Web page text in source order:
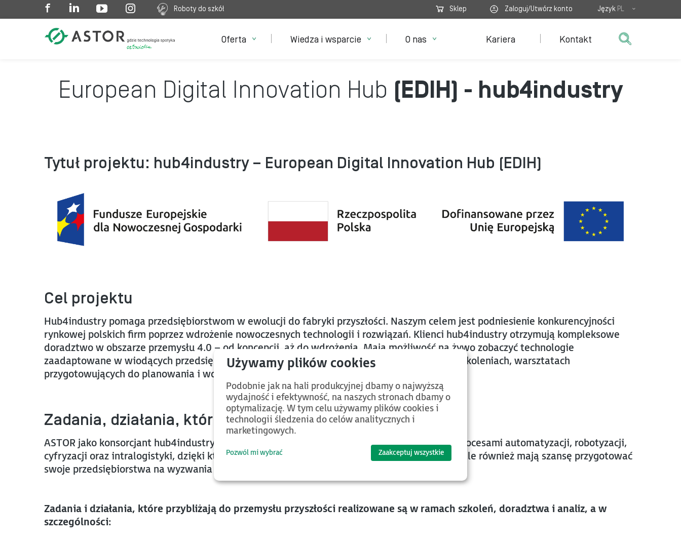
Roboty do szkół Sklep Zaloguj/Utwórz konto Język PL
Oferta Wiedza i wsparcie O nas Kariera Kontakt
European Digital Innovation Hub (EDIH) - hub4industry
Tytuł projektu: hub4industry – European Digital Innovation Hub (EDIH)
Cel projektu
Hub4industry pomaga przedsiębiorstwom w ewolucji do fabryki przyszłości. Naszym celem jest podniesienie konkurencyjności
rynkowej polskich firm poprzez wdrożenie nowoczesnych technologii i rozwiązań. Klienci hub4industry otrzymują kompleksowe
doradztwo w obszarze przemysłu 4.0 – od koncepcji, aż do wdrożenia. Mają możliwość na żywo zobaczyć technologie
zaadaptowane w wiodących przedsiębiorstwach krajowych i zagranicznych, wziąć udział w szkoleniach, warsztatach
przygotowujących do planowania i wdrożenia zrównoważonych zmian.
Zadania, działania, które będą realizowane w projekcie
ASTOR jako konsorcjant hub4industry, prezentuje przedsiębiorcom zagadnienia związane z procesami automatyzacji, robotyzacji,
cyfryzacji oraz intralogistyki, dzięki którym klienci nie tylko uzupełniają swoje kompetencje, ale również mają szansę przygotować
swoje przedsiębiorstwa na wyzwania współczesnego rynku.
Zadania i działania, które przybliżają do przemysłu przyszłości realizowane są w ramach szkoleń, doradztwa i analiz, a w
szczególności:
Podobnie jak na hali produkcyjnej dbamy o najwyższą
wydajność i efektywność, na naszych stronach dbamy o
optymalizację. W tym celu używamy plików cookies i
technologii śledzenia do celów analitycznych i
marketingowych.
Pozwól mi wybrać Zaakceptuj wszystkie